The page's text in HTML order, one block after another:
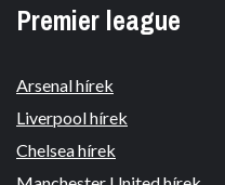
Premier league
Arsenal hírek
Liverpool hírek
Chelsea hírek